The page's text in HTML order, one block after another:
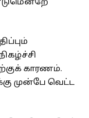
காரணம்.
முன்பே வெட்ட